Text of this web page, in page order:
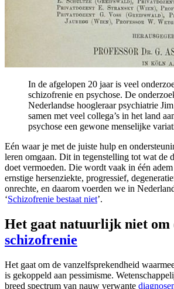
In de afgelopen 20 jaar is veel
schizofrenie en psychose. De
Nederlandse hoogleraar psychiatrie
samen met veel collega’s in het land
psychose een gewone menselijke
Eén waar je met de juiste hulp en
leren omgaan. Dit in tegenstelling tot wat de
doet vermoeden. Die wordt vaak in één
ernstige hersenziekte, progressief,
onrechte, en daarom voerden we in
‘Schizofrenie bestaat niet’.
Het gaat natuurlijk niet om
schizofrenie
Het gaat om de vanzelfsprekendheid
is gekoppeld aan pessimisme.
breed spectrum van nauw verwante